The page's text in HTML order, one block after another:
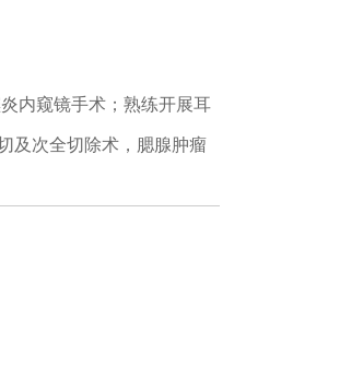
内窥镜手术；熟练开展耳
及次全切除术，腮腺肿瘤